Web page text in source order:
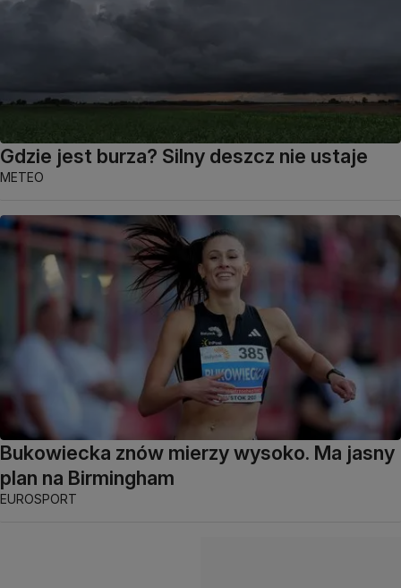
Gdzie jest burza? Silny deszcz nie ustaje
METEO
Bukowiecka znów mierzy wysoko. Ma jasny
plan na Birmingham
EUROSPORT